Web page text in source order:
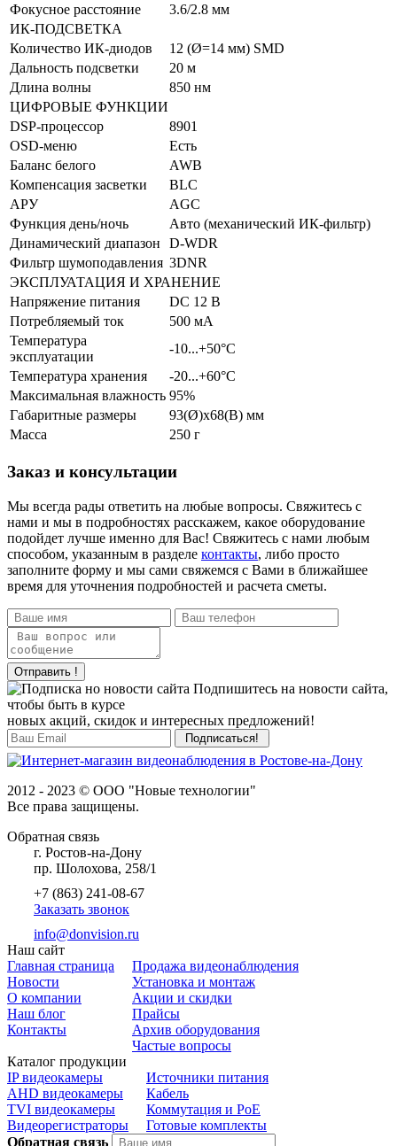
Фокусное расстояние
3.6/2.8 мм
ИК-ПОДСВЕТКА
Количество ИК-диодов
12 (Ø=14 мм) SMD
Дальность подсветки
20 м
Длина волны
850 нм
ЦИФРОВЫЕ ФУНКЦИИ
DSP-процессор
8901
OSD-меню
Есть
Баланс белого
AWB
Компенсация засветки
BLC
АРУ
AGC
Функция день/ночь
Авто (механический ИК-фильтр)
Динамический диапазон
D-WDR
Фильтр шумоподавления 3DNR
ЭКСПЛУАТАЦИЯ И ХРАНЕНИЕ
Напряжение питания
DC 12 В
Потребляемый ток
500 мА
Температура
эксплуатации
-10...+50°С
Температура хранения
-20...+60°С
Максимальная влажность 95%
Габаритные размеры
93(Ø)х68(В) мм
Масса
250 г
Заказ и консультации
Мы всегда рады ответить на любые вопросы. Свяжитесь с
нами и мы в подробностях расскажем, какое оборудование
подойдет лучше именно для Вас! Свяжитесь с нами любым
способом, указанным в разделе контакты, либо просто
заполните форму и мы сами свяжемся с Вами в ближайшее
время для уточнения подробностей и расчета сметы.
Отправить !
Подпишитесь на новости сайта,
чтобы быть в курсе
новых акций, скидок и интересных предложений!
2012 - 2023 © ООО "Новые технологии"
Все права защищены.
Обратная связь
г. Ростов-на-Дону
пр. Шолохова, 258/1
+7 (863) 241-08-67
Заказать звонок
info@donvision.ru
Наш сайт
Главная страница
Новости
О компании
Наш блог
Контакты
Продажа видеонаблюдения
Установка и монтаж
Акции и скидки
Прайсы
Архив оборудования
Частые вопросы
Каталог продукции
IP видеокамеры
AHD видеокамеры
TVI видеокамеры
Видеорегистраторы
Источники питания
Кабель
Коммутация и PoE
Готовые комплекты
Обратная связь